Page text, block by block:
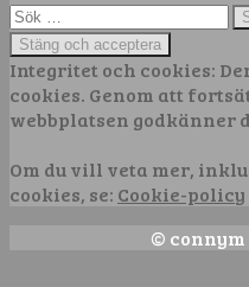
Sök
efter:
Integritet och cookies:
cookies. Genom att
webbplatsen godkänner
Om du vill veta mer,
cookies, se: Cookie-policy
© connym